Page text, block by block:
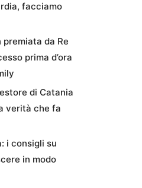
facciamo
da Re
prima d’ora
di Catania
verità che fa
i consigli su
in modo